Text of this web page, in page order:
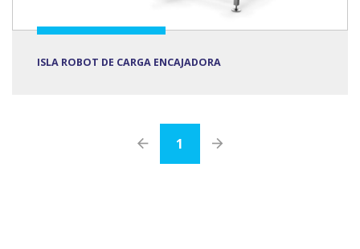
ISLA ROBOT DE CARGA ENCAJADORA
1